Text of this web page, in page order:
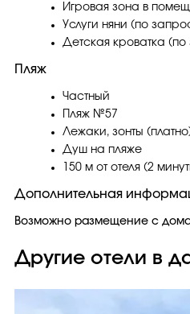
Игровая зона в
Услуги няни (по
Детская кроватка
Пляж
Частный
Пляж №57
Лежаки, зонты
Душ на пляже
150 м от отеля (2
Дополнительная
Возможно размещение с
Другие отели в